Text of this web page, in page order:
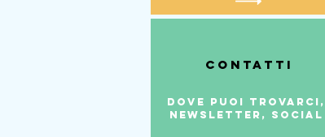
contatti
dove puoi trovarci,
newsletter, social